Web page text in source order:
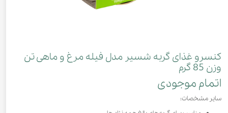
کنسرو غذای گربه شسیر مدل فیله مرغ و ماهی تن
وزن 85 گرم
اتمام موجودی
سایر مشخصات: